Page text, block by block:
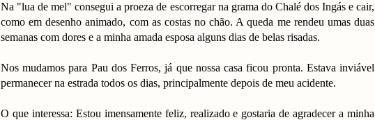
Na "lua de mel" consegui a proeza de escorregar na grama do Chalé dos Ingás e cair,
como em desenho animado, com as costas no chão. A queda me rendeu umas duas
semanas com dores e a minha amada esposa alguns dias de belas risadas.
Nos mudamos para Pau dos Ferros, já que nossa casa ficou pronta. Estava inviável
permanecer na estrada todos os dias, principalmente depois de meu acidente.
O que interessa: Estou imensamente feliz, realizado e gostaria de agradecer a minha